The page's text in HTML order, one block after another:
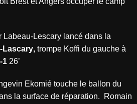
Labeau-Lescary lancé dans la
Lascary, trompe Koffi du gauche à
1 26’
Ekomié touche le ballon du
la surface de réparation. Romain